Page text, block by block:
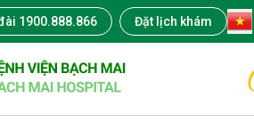
1900.888.866 Đặt lịch khám